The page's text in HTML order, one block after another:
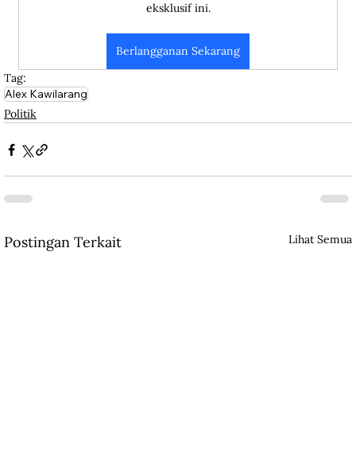
eksklusif ini.
Berlangganan Sekarang
Tag:
Alex Kawilarang
Politik
Postingan Terkait Lihat Semua